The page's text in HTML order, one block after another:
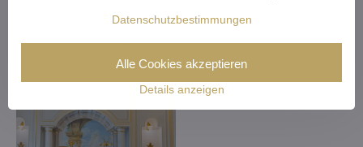
Datenschutzbestimmungen
Details anzeigen
Alle Cookies akzeptieren